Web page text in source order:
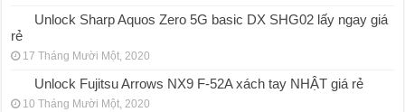
Unlock Sharp Aquos Zero 5G basic DX SHG02 lấy ngay giá
rẻ
17 Tháng Mười Một, 2020
Unlock Fujitsu Arrows NX9 F-52A xách tay NHẬT giá rẻ
10 Tháng Mười Một, 2020